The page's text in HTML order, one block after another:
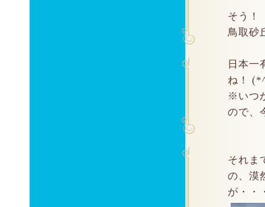
そう！
鳥取砂
日本一
ね！
※いつ
ので、
それま
の、漠
が・